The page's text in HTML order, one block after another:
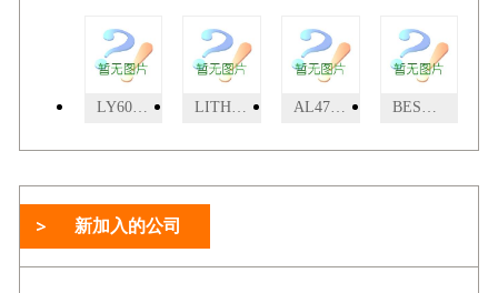
LY6050改装印刷机
新加入的公司